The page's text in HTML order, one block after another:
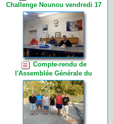
Challenge Nounou vendredi 17
février 2017 (3)
Compte-rendu de
l'Assemblée Générale du
VENDREDI 04 NOVEMBRE 2016
(6)